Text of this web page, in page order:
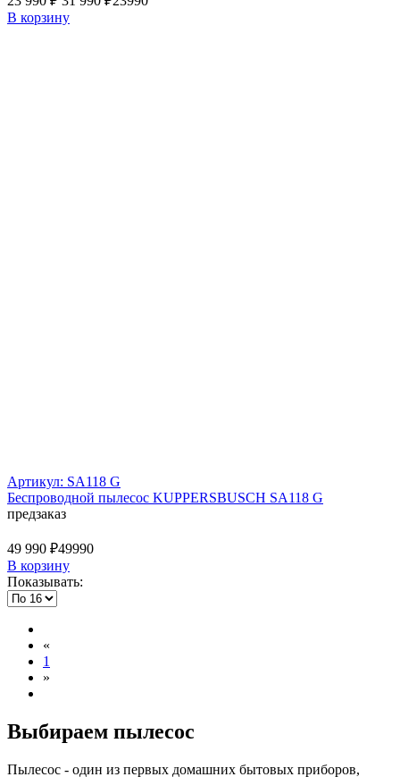
В корзину
Артикул: SA118 G
Беспроводной пылесос KUPPERSBUSCH SA118 G
предзаказ
49 990 ₽49990
В корзину
Показывать:
«
1
»
Выбираем пылесос
Пылесос - один из первых домашних бытовых приборов,